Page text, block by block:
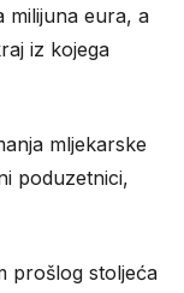
milijuna eura, a
iz kojega
mljekarske
poduzetnici,
prošlog stoljeća